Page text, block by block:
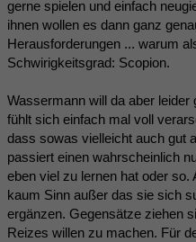
gerne spielen und einfach
ihnen wollen es dann ganz
Herausforderungen ... warum
Schwirigkeitsgrad: Scopion.
Wassermann will da aber
fühlt sich einfach mal voll
dass sowas vielleicht auch gut
passiert einen wahrscheinlich
eben viel zu lernen hat oder
kaum Sinn außer das sie sich
ergänzen. Gegensätze ziehen
Reizes willen zu machen. Für